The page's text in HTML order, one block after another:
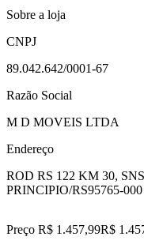
Sobre a loja
CNPJ
89.042.642/0001-67
Razão Social
M D MOVEIS LTDA
Endereço
ROD RS 122 KM 30, SN
PRINCIPIO/RS95765-000
Preço R$ 1.457,99R$